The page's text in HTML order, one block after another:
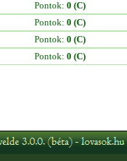
Pontok: 0 (C)
Pontok: 0 (C)
Pontok: 0 (C)
Pontok: 0 (C)